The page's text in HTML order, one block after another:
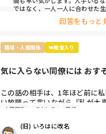
ではなく、一人一人に合わせた
す。利用者さんと寄り添って会
げたり、散歩に行ったり、イベ
るのが介護です。スタッフ同士で
ていませんか？利用者様の生活
回答をもっと
職場・人間関係 👑殿堂入り
気に入らない同僚には おす
この話の相手は、1年ほど前に
い放題って言いながら『私が大
怖を感じ、仕事が一緒にできな
た 看護師Nなんですが…
人間関係 ストレス 職場
(旧) いろはに改名